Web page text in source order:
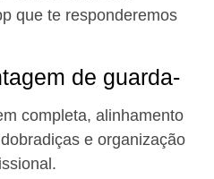
que te responderemos
de guarda-
completa, alinhamento
e organização